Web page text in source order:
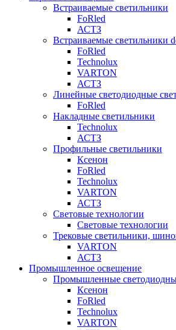
Встраиваемые светильники
FoRled
АСТЗ
Встраиваемые светильники
FoRled
Technolux
VARTON
АСТЗ
Линейные светодиодные
FoRled
Накладные светильники
Technolux
АСТЗ
Профильные светильники
Ксенон
FoRled
Technolux
VARTON
АСТЗ
Световые технологии
Световые технологии
Трековые светильники,
VARTON
АСТЗ
Промышленное освещение
Промышленные
Ксенон
FoRled
Technolux
VARTON